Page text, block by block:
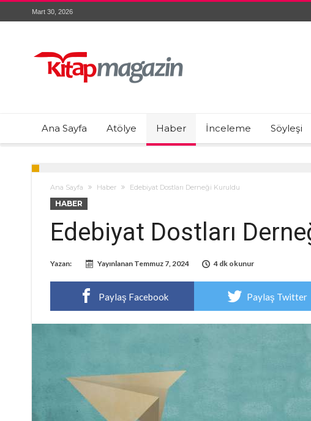
Mart 30, 2026
Ana Sayfa Atölye Haber İnceleme Söyleşi
Ana Sayfa Haber Edebiyat Dostları Derneği Kuruldu
HABER
Edebiyat Dostları
Yazan: Yayınlanan Temmuz 7, 2024 4 dk okunur
Paylaş Facebook Paylaş Twitter